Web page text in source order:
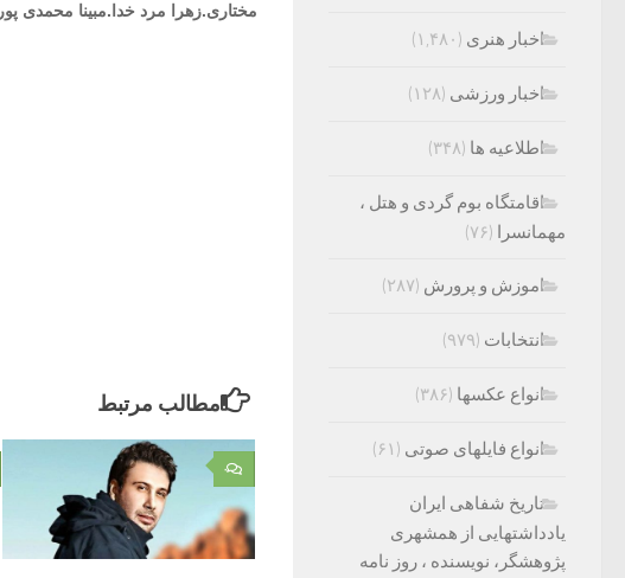
مختاری.زهرا مرد خدا.مبینا محمدی پور
مطالب مرتبط
۰
اخبار هنری (۱,۴۸۰)
اخبار ورزشی (۱۲۸)
اطلاعیه ها (۳۴۸)
اقامتگاه بوم گردی و هتل ،
مهمانسرا (۷۶)
اموزش و پرورش (۲۸۷)
انتخابات (۹۷۹)
انواع عکسها (۳۸۶)
انواع فایلهای صوتی (۶۱)
تاریخ شفاهی ایران
یادداشتهایی از همشهری
پژوهشگر، نویسنده ، روز نامه